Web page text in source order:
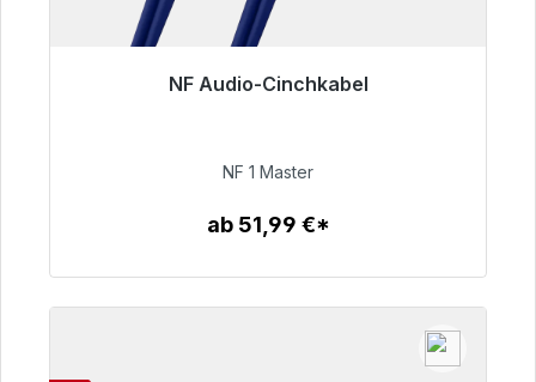
NF Audio-Cinchkabel
99,00 €
NF 1 Master
ab 51,99 €*